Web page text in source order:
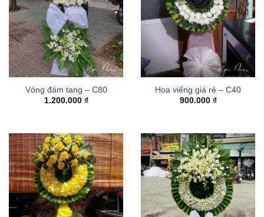
Vòng đám tang – C80
1.200.000 ₫
Hoa viếng giá rẻ – C40
900.000 ₫